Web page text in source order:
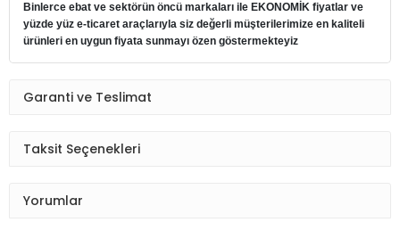
Binlerce ebat ve sektörün öncü markaları ile EKONOMİK fiyatlar ve
yüzde yüz e-ticaret araçlarıyla siz değerli müşterilerimize en kaliteli
ürünleri en uygun fiyata sunmayı özen göstermekteyiz
Garanti ve Teslimat
Taksit Seçenekleri
Yorumlar